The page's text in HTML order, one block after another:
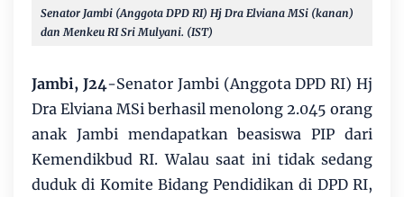
Senator Jambi (Anggota DPD RI) Hj Dra Elviana MSi (kanan)
dan Menkeu RI Sri Mulyani. (IST)
Jambi, J24-Senator Jambi (Anggota DPD RI) Hj
Dra Elviana MSi berhasil menolong 2.045 orang
anak Jambi mendapatkan beasiswa PIP dari
Kemendikbud RI. Walau saat ini tidak sedang
duduk di Komite Bidang Pendidikan di DPD RI,